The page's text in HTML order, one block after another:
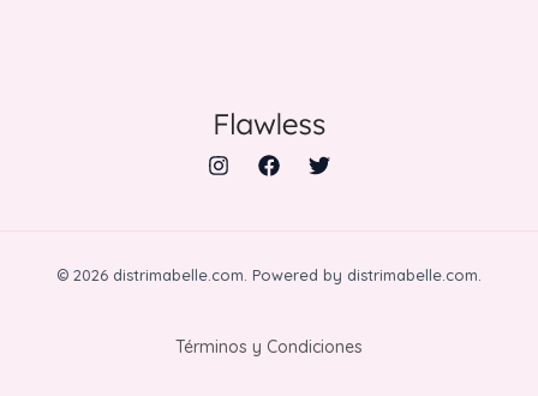
© 2026 distrimabelle.com. Powered by distrimabelle.com.
Términos y Condiciones